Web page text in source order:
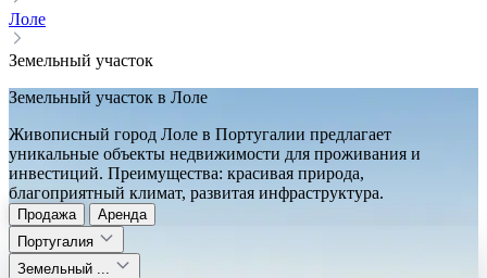
Лоле
Земельный участок
Земельный участок в Лоле
Живописный город Лоле в Португалии предлагает
уникальные объекты недвижимости для проживания и
инвестиций. Преимущества: красивая природа,
благоприятный климат, развитая инфраструктура.
Продажа
Аренда
Португалия
Земельный ...